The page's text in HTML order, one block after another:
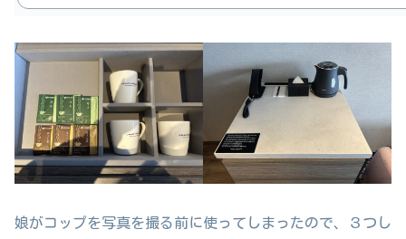
娘がコップを写真を撮る前に使ってしまったので、３つし